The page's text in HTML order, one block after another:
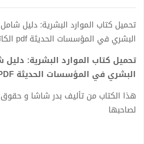
تحميل كتاب الموارد البشرية: دليل شامل
البشري في المؤسسات الحديثة pdf الكاتب بدر شاشا
تحميل كتاب الموارد البشرية: دليل
البشري في المؤسسات الحديثة PDF - بدر شاشا
هذا الكتاب من تأليف بدر شاشا و
لصاحبها